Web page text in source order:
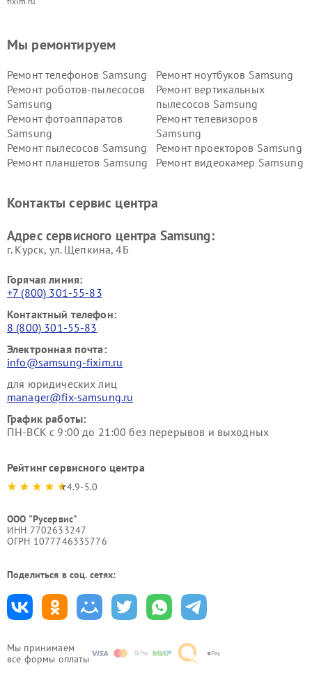
Мы принимаем
все формы оплаты
Мы ремонтируем
Ремонт телефонов Samsung
Ремонт ноутбуков Samsung
Ремонт роботов-пылесосов
Samsung
Ремонт вертикальных
пылесосов Samsung
Ремонт фотоаппаратов
Samsung
Ремонт телевизоров
Samsung
Ремонт пылесосов Samsung
Ремонт проекторов Samsung
Ремонт планшетов Samsung
Ремонт видеокамер Samsung
Контакты сервис центра
Адрес сервисного центра Samsung:
г. Курск, ул. Щепкина, 4Б
Горячая линия:
+7 (800) 301-55-83
Контактный телефон:
8 (800) 301-55-83
Электронная почта:
info@samsung-fixim.ru
для юридических лиц
manager@fix-samsung.ru
График работы:
ПН-ВСК с 9:00 до 21:00 без перерывов и выходных
Рейтинг сервисного центра
4.9-5.0
ООО "Русервис"
ИНН 7702633247
ОГРН 1077746335776
Поделиться в соц. сетях: